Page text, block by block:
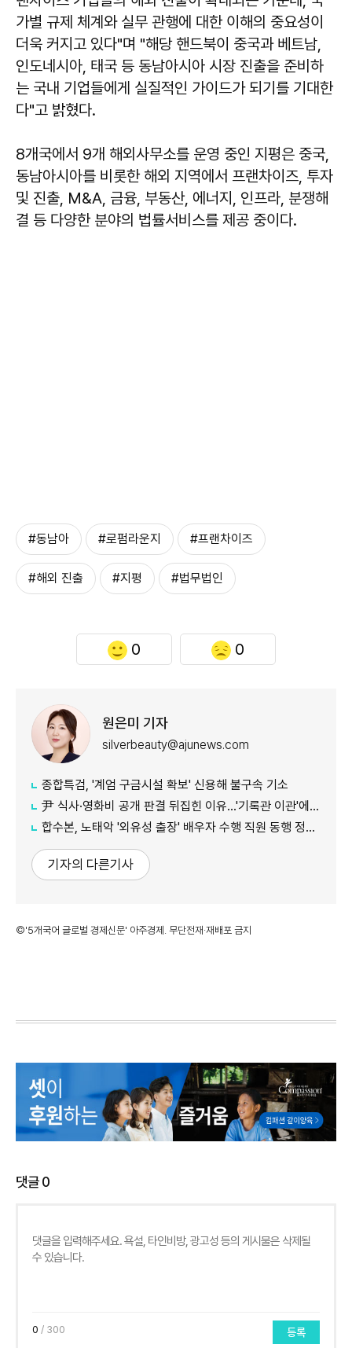
가별 규제 체계와 실무 관행에 대한 이해의 중요성이
더욱 커지고 있다"며 "해당 핸드북이 중국과 베트남,
인도네시아, 태국 등 동남아시아 시장 진출을 준비하
는 국내 기업들에게 실질적인 가이드가 되기를 기대한
다"고 밝혔다.
8개국에서 9개 해외사무소를 운영 중인 지평은 중국,
동남아시아를 비롯한 해외 지역에서 프랜차이즈, 투자
및 진출, M&A, 금융, 부동산, 에너지, 인프라, 분쟁해
결 등 다양한 분야의 법률서비스를 제공 중이다.
#동남아 #로펌라운지 #프랜차이즈
#해외 진출 #지평 #법무법인
0 0
원은미 기자
silverbeauty@ajunews.com
종합특검, '계엄 구금시설 확보' 신용해 불구속 기소
尹 식사·영화비 공개 판결 뒤집힌 이유…'기록관 이관'에 소송 실익 쟁점
합수본, 노태악 '외유성 출장' 배우자 수행 직원 동행 정황 포착
기자의 다른기사
©'5개국어 글로벌 경제신문' 아주경제. 무단전재·재배포 금지
댓글0
0 / 300 등록